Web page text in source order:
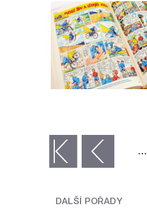
‹ předchozí …
DALŠÍ POŘADY